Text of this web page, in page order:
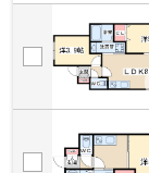
利用可能な物件で移